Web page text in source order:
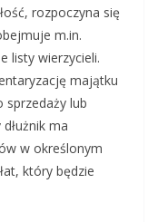
rozpoczyna się
m.in.
listy wierzycieli.
majątku
sprzedaży lub
ma
w określonym
który będzie